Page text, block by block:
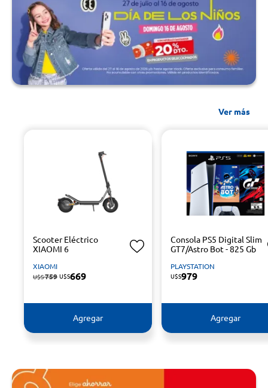
Ver más
Scooter Eléctrico
XIAOMI 6
XIAOMI
U$S759 U$S669
Agregar
Consola PS5 Digital Slim
GT7/Astro Bot - 825 Gb
PLAYSTATION
U$S979
Agregar